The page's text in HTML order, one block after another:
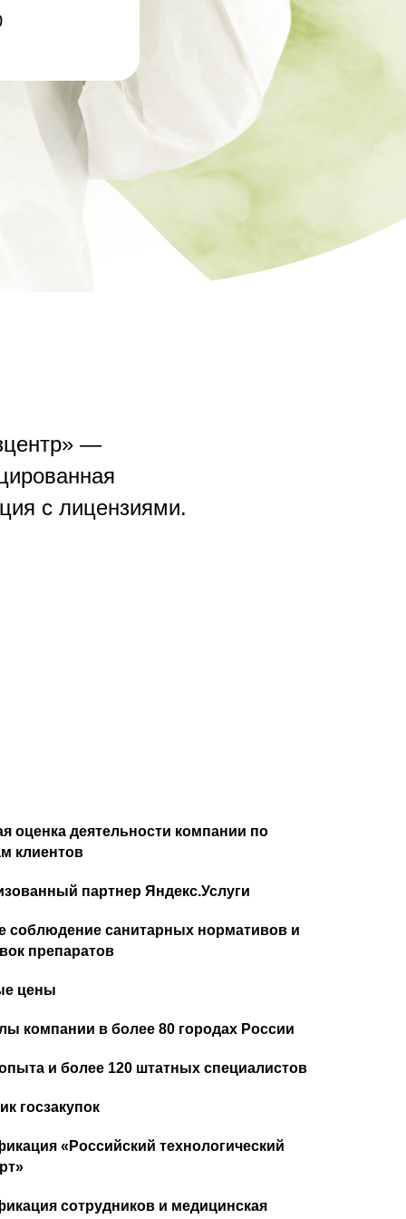
—
с лицензиями.
оценка деятельности компании по
клиентов
партнер Яндекс.Услуги
соблюдение санитарных нормативов и
препаратов
цены
компании в более 80 городах России
и более 120 штатных специалистов
госзакупок
«Российский технологический
сотрудников и медицинская